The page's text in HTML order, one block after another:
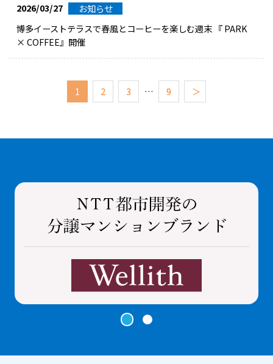
2026/03/27
お知らせ
博多イーストテラスで春風とコーヒーを楽しむ週末 『 PARK
× COFFEE』開催
1 2 3 … 9 ＞